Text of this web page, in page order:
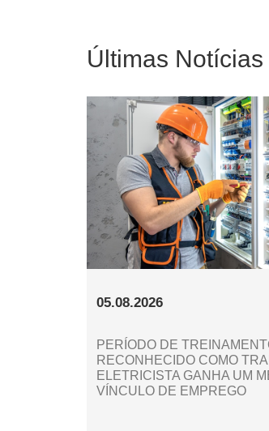
Últimas Notícias
05.08.2026
PERÍODO DE
RECONHECIDO COMO
ELETRICISTA GANHA UM
VÍNCULO DE EMPREGO